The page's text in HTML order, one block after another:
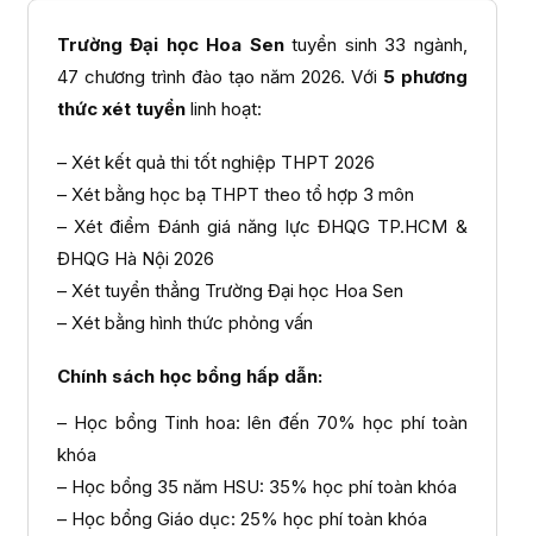
Trường Đại học Hoa Sentuyển sinh 33 ngành,
47 chương trình đào tạo năm 2026. Với 5 phương
thức xét tuyểnlinh hoạt:
– Xét kết quả thi tốt nghiệp THPT 2026
– Xét bằng học bạ THPT theo tổ hợp 3 môn
– Xét điểm Đánh giá năng lực ĐHQG TP.HCM &
ĐHQG Hà Nội 2026
– Xét tuyển thẳng Trường Đại học Hoa Sen
– Xét bằng hình thức phỏng vấn
Chính sách học bổng hấp dẫn:
– Học bổng Tinh hoa: lên đến 70% học phí toàn
khóa
– Học bổng 35 năm HSU: 35% học phí toàn khóa
– Học bổng Giáo dục: 25% học phí toàn khóa